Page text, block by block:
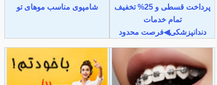
پرداخت قسطی و 25% تخفیف
تمام خدمات
دندانپزشکی◀فرصت محدود
شامپوی مناسب موهای تو